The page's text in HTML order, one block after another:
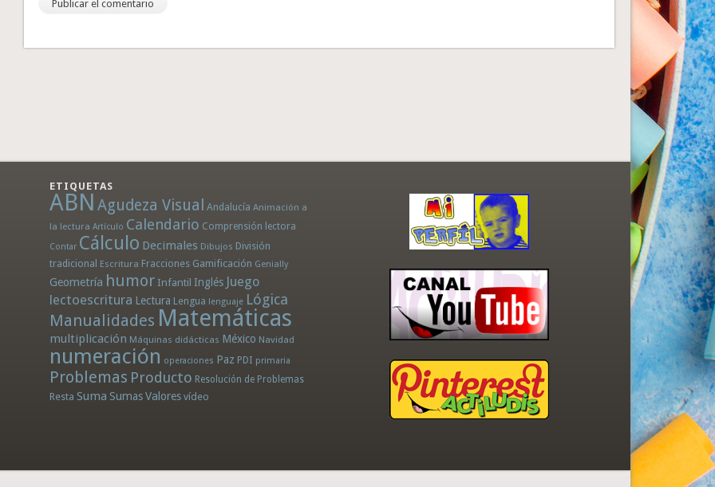
ETIQUETAS
ABN Agudeza Visual Andalucía Animación a
la lectura Artículo Calendario Comprensión lectora
Contar Cálculo Decimales Dibujos División
tradicional Escritura Fracciones Gamificación Genially
Geometría humor Infantil Inglés Juego
lectoescritura Lectura Lengua lenguaje Lógica
Manualidades Matemáticas
multiplicación Máquinas didácticas México Navidad
numeración operaciones Paz PDI primaria
Problemas Producto Resolución de Problemas
Resta Suma SumasValores vídeo